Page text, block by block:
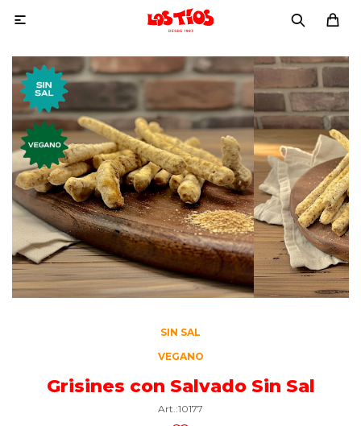

SIN SAL
VEGANO
Grisines con Salvado Sin Sal
10177